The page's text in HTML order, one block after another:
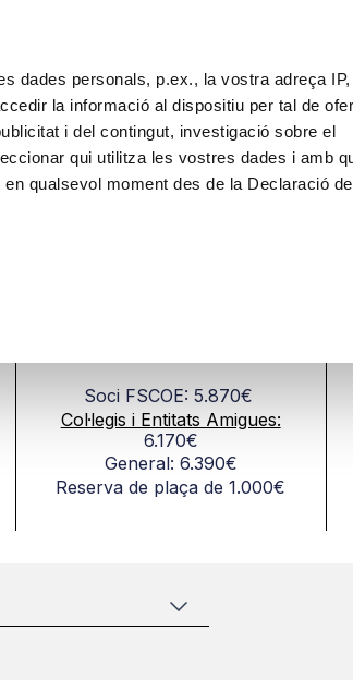
dades personals, p.ex., la vostra adreça IP,
la informació al dispositiu per tal de
i del contingut, investigació sobre el
qui utilitza les vostres dades i amb
qualsevol moment des de la Declaració de
dades personals i definiu-ne les
de la Declaració de galetes en qualsevol
feu servir el nostre lloc amb els partners de
partir de l'ús que heu fet dels seus serveis.
Avançada i Implantologia
i Implantologia
Soci FSCOE: 5.870€
Col·legis i Entitats Amigues:
6.170€
General: 6.390€
Reserva de plaça de 1.000€